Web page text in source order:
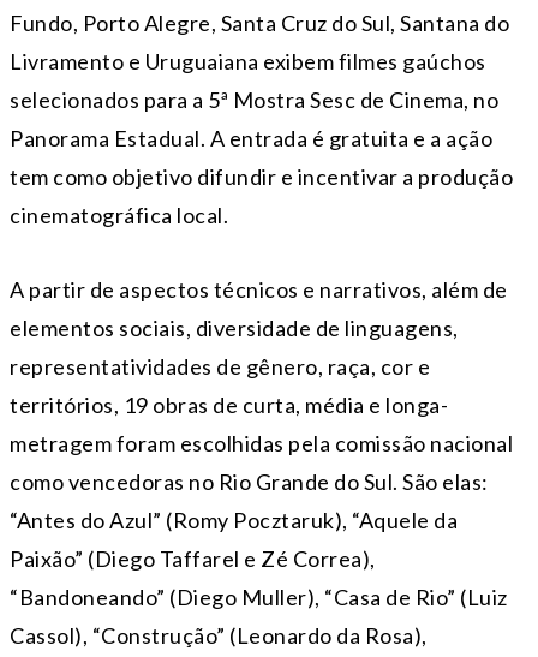
Fundo, Porto Alegre, Santa Cruz do Sul, Santana do
Livramento e Uruguaiana exibem filmes gaúchos
selecionados para a 5ª Mostra Sesc de Cinema, no
Panorama Estadual. A entrada é gratuita e a ação
tem como objetivo difundir e incentivar a produção
cinematográfica local.
A partir de aspectos técnicos e narrativos, além de
elementos sociais, diversidade de linguagens,
representatividades de gênero, raça, cor e
territórios, 19 obras de curta, média e longa-
metragem foram escolhidas pela comissão nacional
como vencedoras no Rio Grande do Sul. São elas:
“Antes do Azul” (Romy Pocztaruk), “Aquele da
Paixão” (Diego Taffarel e Zé Correa),
“Bandoneando” (Diego Muller), “Casa de Rio” (Luiz
Cassol), “Construção” (Leonardo da Rosa),